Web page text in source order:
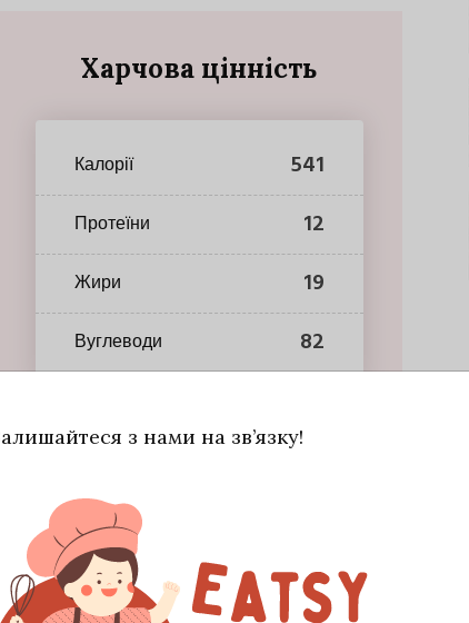
Харчова цінність
Калорії 541
Протеїни 12
Жири 19
Вуглеводи 82
з нами на зв’язку!